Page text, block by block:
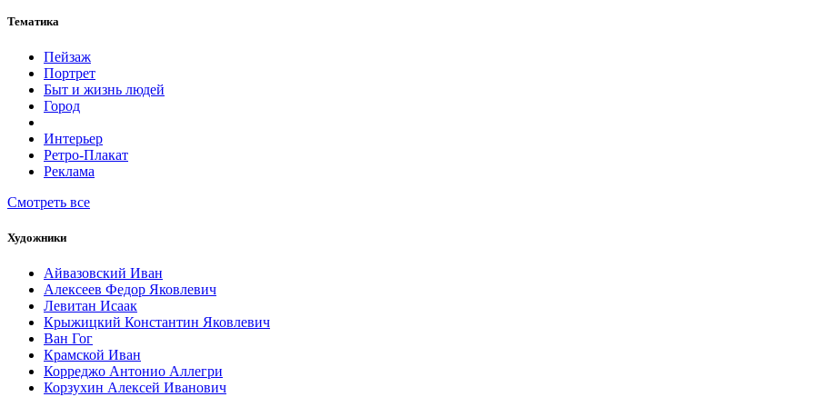
Тематика
Пейзаж
Портрет
Быт и жизнь людей
Город
Интерьер
Ретро-Плакат
Реклама
Смотреть все
Художники
Айвазовский Иван
Алексеев Федор Яковлевич
Левитан Исаак
Крыжицкий Константин Яковлевич
Ван Гог
Крамской Иван
Корреджо Антонио Аллегри
Корзухин Алексей Иванович